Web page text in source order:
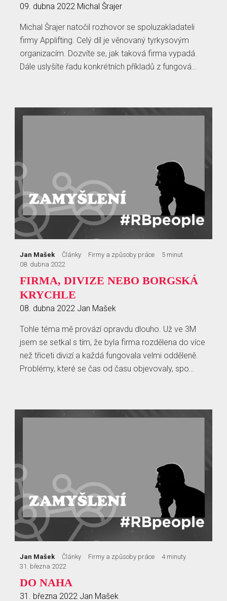
09. dubna 2022 Michal Šrajer
Michal Šrajer natočil rozhovor se spoluzakladateli
firmy Applifting. Celý díl je věnovaný tyrkysovým
organizacím. Dozvíte se, jak taková firma vypadá.
Dále uslyšíte řadu konkrétních příkladů z fungová…
Jan Mašek Články Firmy a způsoby práce
5 minut
08. dubna 2022
FIRMA, DIVIZE NEBO BORGSKÁ
KRYCHLE
08. dubna 2022 Jan Mašek
Tohle téma mě provází opravdu dlouho. Už ve 3M
jsem se setkal s tím, že byla firma rozdělena do více
než třiceti divizí a každá fungovala velmi odděleně.
Problémy, které se čas od času objevovaly, spo…
Jan Mašek Články Firmy a způsoby práce
4 minuty
31. března 2022
DO NAHA
31. března 2022 Jan Mašek